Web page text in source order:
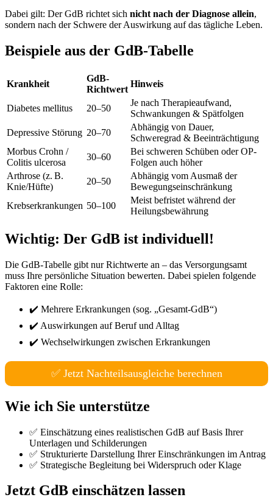
Dabei gilt: Der GdB richtet sich nicht nach der Diagnose allein,
sondern nach der Schwere der Auswirkung auf das tägliche Leben.
Beispiele aus der GdB-Tabelle
Krankheit
GdB-
Richtwert
Hinweis
Diabetes mellitus 20–50
Je nach Therapieaufwand,
Schwankungen & Spätfolgen
Depressive Störung 20–70
Abhängig von Dauer,
Schweregrad & Beeinträchtigung
Morbus Crohn /
Colitis ulcerosa
30–60
Bei schweren Schüben oder OP-
Folgen auch höher
Arthrose (z. B.
Knie/Hüfte)
20–50
Abhängig vom Ausmaß der
Bewegungseinschränkung
Krebserkrankungen 50–100
Meist befristet während der
Heilungsbewährung
Wichtig: Der GdB ist individuell!
Die GdB-Tabelle gibt nur Richtwerte an – das Versorgungsamt
muss Ihre persönliche Situation bewerten. Dabei spielen folgende
Faktoren eine Rolle:
✔️ Mehrere Erkrankungen (sog. „Gesamt-GdB“)
✔️ Auswirkungen auf Beruf und Alltag
✔️ Wechselwirkungen zwischen Erkrankungen
✅ Jetzt Nachteilsausgleiche berechnen
Wie ich Sie unterstütze
✅ Einschätzung eines realistischen GdB auf Basis Ihrer
Unterlagen und Schilderungen
✅ Strukturierte Darstellung Ihrer Einschränkungen im Antrag
✅ Strategische Begleitung bei Widerspruch oder Klage
Jetzt GdB einschätzen lassen